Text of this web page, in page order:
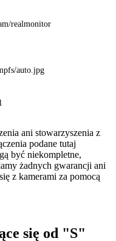
realmonitor
auto.jpg
ani stowarzyszenia z
podane tutaj
być niekompletne,
żadnych gwarancji ani
z kamerami za pomocą
się od "S"